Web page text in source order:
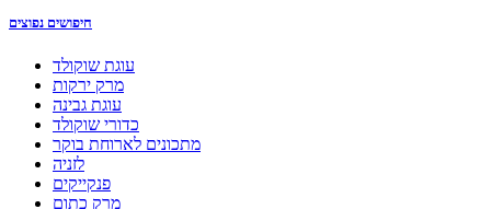
חיפושים נפוצים
עוגת שוקולד
מרק ירקות
עוגת גבינה
כדורי שוקולד
מתכונים לארוחת בוקר
לזניה
פנקייקים
מרק כתום